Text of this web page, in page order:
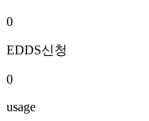
0
EDDS신청
0
usage